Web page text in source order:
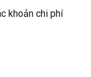
khoản chi phí